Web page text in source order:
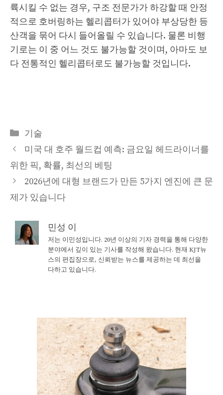
륙시킬 수 없는 경우, 구조 전문가가 하강할 때 안정
적으로 호버링하는 헬리콥터가 있어야 부상당한 등
산객을 묶어 다시 들어올릴 수 있습니다. 물론 비행
기로는 이 중 어느 것도 불가능할 것이며, 아마도 보
다 전통적인 헬리콥터로도 불가능할 것입니다.
Categories
기술
미국 대 호주 월드컵 예측: 금요일 헤드라이너를
위한 픽, 확률, 최선의 베팅
2026년에 대형 브랜드가 만든 5가지 엔진에 큰 문
제가 있습니다
민성 이
저는 이민성입니다. 20년 이상의 기자 경력을 통해 다양한
분야에서 깊이 있는 기사를 작성해 왔습니다. 현재 KJT뉴
스의 편집장으로, 신뢰받는 뉴스를 제공하는 데 최선을
다하고 있습니다.